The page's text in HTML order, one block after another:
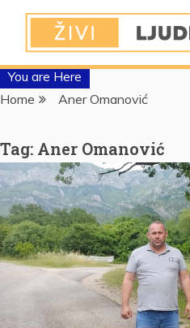
You are Here
Home
Aner Omanović
Tag: Aner Omanović